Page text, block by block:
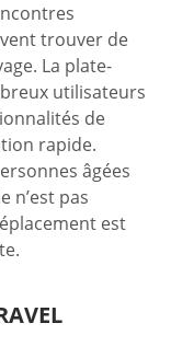
trouver de
La plate-
utilisateurs
de
rapide.
âgées
n’est pas
est